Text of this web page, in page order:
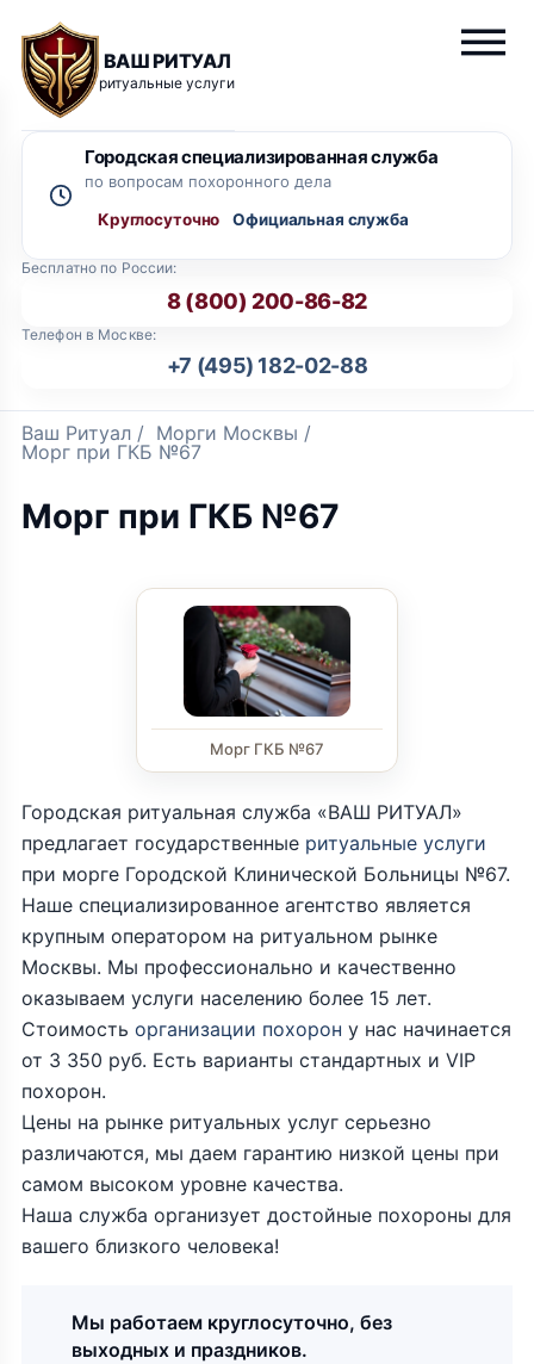
ВАШ РИТУАЛ
ритуальные услуги
Бесплатно по России:
8 (800) 200-86-82
Телефон в Москве:
+7 (495) 182-02-88
Городская специализированная служба
по вопросам похоронного дела
Круглосуточно
Ваш Ритуал / Морги Москвы /
Морг при ГКБ №67
Морг при ГКБ №67
Морг ГКБ №67
Городская ритуальная служба «ВАШ РИТУАЛ»
предлагает государственные ритуальные услуги
при морге Городской Клинической Больницы №67.
Наше специализированное агентство является
крупным оператором на ритуальном рынке
Москвы. Мы профессионально и качественно
оказываем услуги населению более 15 лет.
Стоимость организации похорон у нас начинается
от 3 350 руб. Есть варианты стандартных и VIP
похорон.
Цены на рынке ритуальных услуг серьезно
различаются, мы даем гарантию низкой цены при
самом высоком уровне качества.
Наша служба организует достойные похороны для
вашего близкого человека!
Мы работаем круглосуточно, без
выходных и праздников.